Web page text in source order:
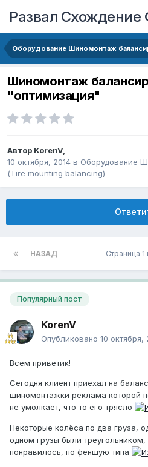
Развал
Шиномонтаж
"оптимизация"
Автор KorenV,
10 октября, 2014 в Оборудование
(Tire mounting balancing)
НАЗАД Страница 1
Популярный пост
KorenV
Опубликовано 10 октября,
Всем приветик!
Сегодня клиент приехал на
шиномонтажки реклама которой
не умолкает, что то его трясло
Некоторые колёса по два груза,
одном грузы были
понравилось, по феншую типа